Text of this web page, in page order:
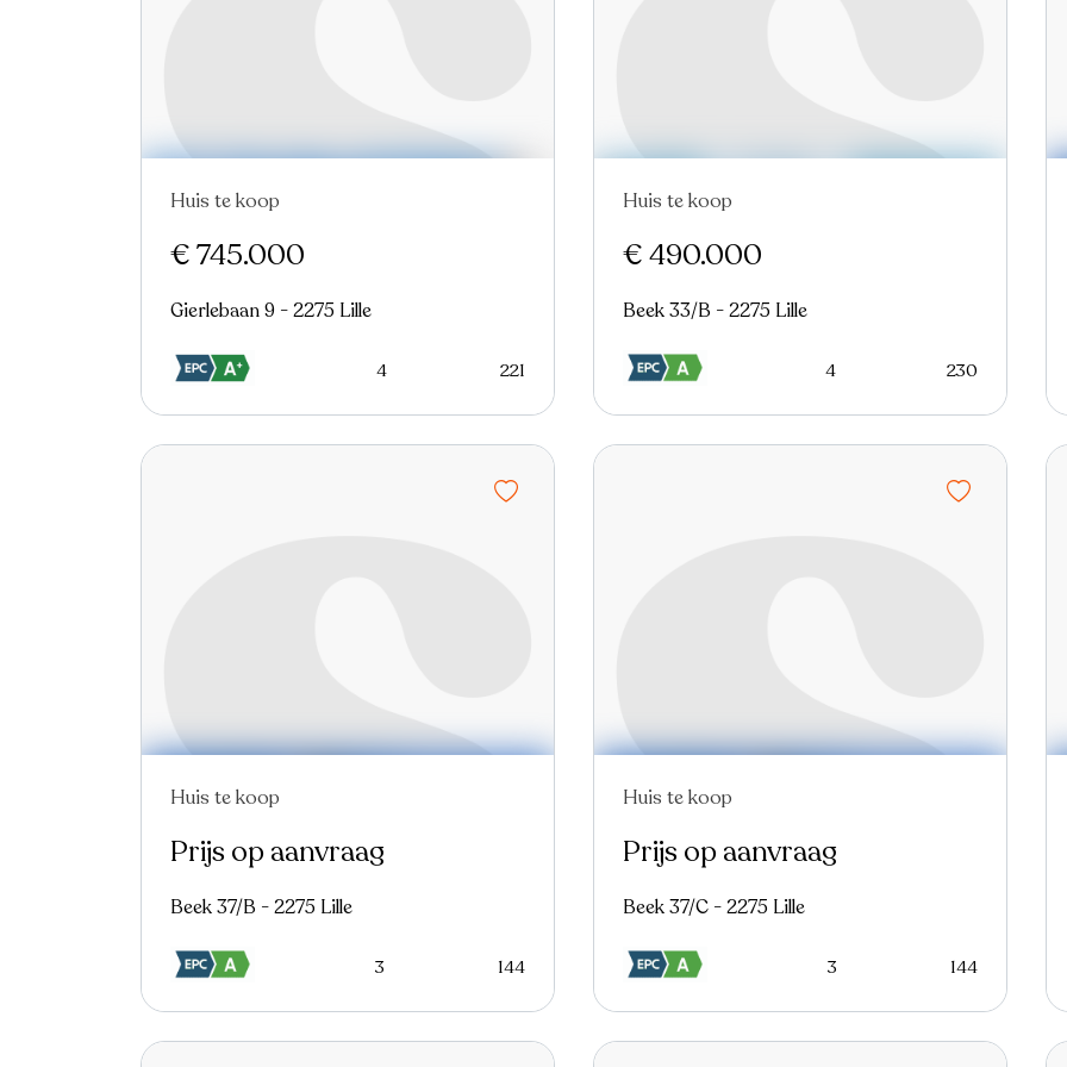
Virtual tour
Huis te koop
€ 745.000
Gierlebaan 9 - 2275 Lille
4 221
Huis te koop
€ 490.000
Beek 33/B - 2275 Lille
4 230
Huis te koop
Prijs op aanvraag
Beek 37/B - 2275 Lille
3 144
Huis te koop
Prijs op aanvraag
Beek 37/C - 2275 Lille
3 144